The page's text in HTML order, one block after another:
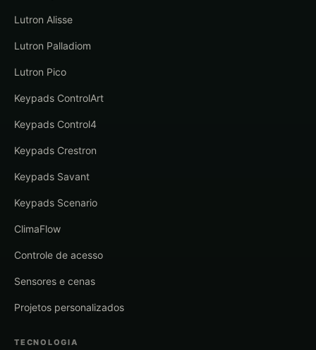
Lutron Alisse
Lutron Palladiom
Lutron Pico
Keypads ControlArt
Keypads Control4
Keypads Crestron
Keypads Savant
Keypads Scenario
ClimaFlow
Controle de acesso
Sensores e cenas
Projetos personalizados
TECNOLOGIA